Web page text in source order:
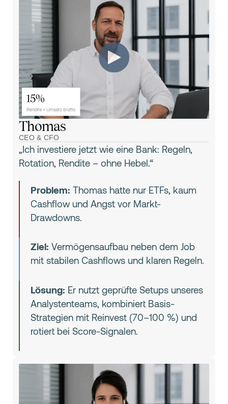
Thomas
CEO & CFO
„Ich investiere jetzt wie eine Bank: Regeln,
Rotation, Rendite – ohne Hebel.“
Problem: Thomas hatte nur ETFs, kaum
Cashflow und Angst vor Markt-
Drawdowns.
Ziel: Vermögensaufbau neben dem Job
mit stabilen Cashflows und klaren Regeln.
Lösung: Er nutzt geprüfte Setups unseres
Analystenteams, kombiniert Basis-
Strategien mit Reinvest (70–100 %) und
rotiert bei Score-Signalen.